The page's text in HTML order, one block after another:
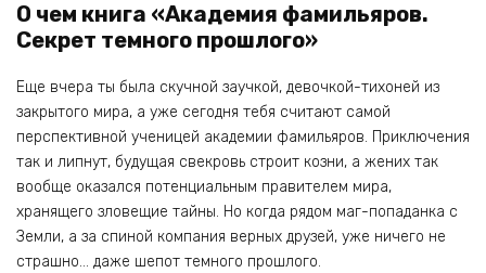
О чем книга «Академия фамильяров.
Секрет темного прошлого»
Еще вчера ты была скучной заучкой, девочкой-тихоней из
закрытого мира, а уже сегодня тебя считают самой
перспективной ученицей академии фамильяров. Приключения
так и липнут, будущая свекровь строит козни, а жених так
вообще оказался потенциальным правителем мира,
хранящего зловещие тайны. Но когда рядом маг-попаданка с
Земли, а за спиной компания верных друзей, уже ничего не
страшно… даже шепот темного прошлого.